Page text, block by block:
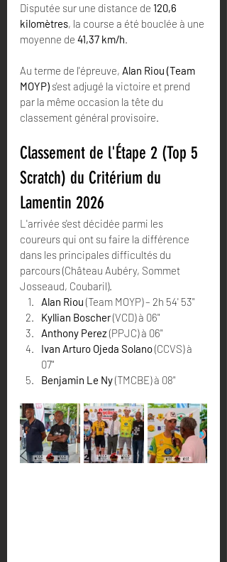
Disputée sur une distance de 120,6
kilomètres, la course a été bouclée à une
moyenne de 41,37 km/h.
Au terme de l'épreuve, Alan Riou (Team
MOYP) s'est adjugé la victoire et prend
par la même occasion la tête du
classement général provisoire.
Classement de l'Étape 2 (Top 5
Scratch) du Critérium du
Lamentin 2026
L'arrivée s'est décidée parmi les
coureurs qui ont su faire la différence
dans les principales difficultés du
parcours (Château Aubéry, Sommet
Josseaud, Coubaril).
Alan Riou (Team MOYP) – 2h 54' 53"
Kyllian Boscher (VCD) à 06"
Anthony Perez (PPJC) à 06"
Ivan Arturo Ojeda Solano (CCVS) à
07"
Benjamin Le Ny (TMCBE) à 08"